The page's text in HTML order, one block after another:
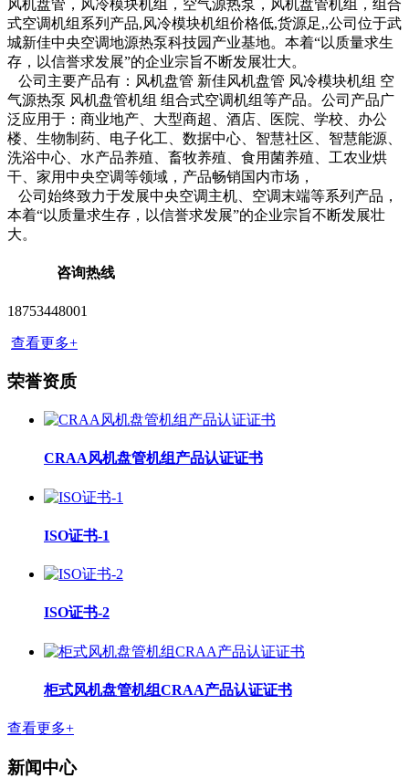
风机盘管，风冷模块机组，空气源热泵，风机盘管机组，组合
式空调机组系列产品,风冷模块机组价格低,货源足,,公司位于武
城新佳中央空调地源热泵科技园产业基地。本着“以质量求生
存，以信誉求发展”的企业宗旨不断发展壮大。
公司主要产品有：风机盘管 新佳风机盘管 风冷模块机组 空
气源热泵 风机盘管机组 组合式空调机组等产品。公司产品广
泛应用于：商业地产、大型商超、酒店、医院、学校、办公
楼、生物制药、电子化工、数据中心、智慧社区、智慧能源、
洗浴中心、水产品养殖、畜牧养殖、食用菌养殖、工农业烘
干、家用中央空调等领域，产品畅销国内市场，
公司始终致力于发展中央空调主机、空调末端等系列产品，
本着“以质量求生存，以信誉求发展”的企业宗旨不断发展壮
大。
咨询热线
18753448001
查看更多+
荣誉资质
CRAA风机盘管机组产品认证证书
ISO证书-1
ISO证书-2
柜式风机盘管机组CRAA产品认证证书
查看更多+
新闻中心